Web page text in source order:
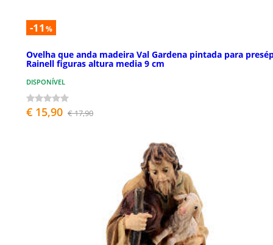
-11 %
Ovelha que anda madeira Val Gardena pintada para
Rainell figuras altura media 9 cm
DISPONÍVEL
€ 15,90 € 17,90